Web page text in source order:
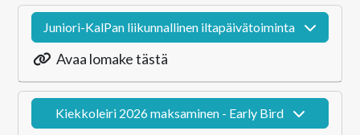
Juniori-KalPan liikunnallinen iltapäivätoiminta
Avaa lomake tästä
Kiekkoleiri 2026 maksaminen - Early Bird